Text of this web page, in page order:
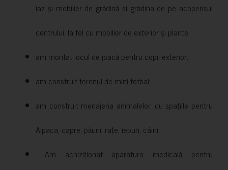
iaz și mobilier de grădină și grădina de pe acoperisul
centrului, la fel cu mobilier de exterior și plante;
am montat locul de joacă pentru copii exterior;
am construit terenul de mini-fotbal;
am construit menajeria animalelor, cu spațiile pentru
Alpaca, capre, păuni, rațe, iepuri, câini;
Am achiziționat aparatura medicală pentru